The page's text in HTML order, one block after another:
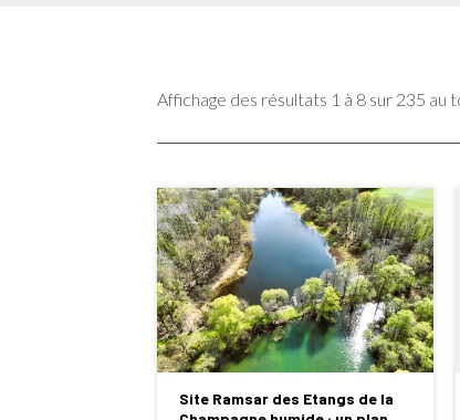
Affichage des résultats 1 à 8 sur 235 au
Site Ramsar des Etangs de la